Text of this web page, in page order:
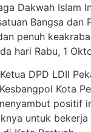
Dakwah Islam
Bangsa dan
penuh
hari Rabu, 1
DPD LDII
Kota
positif
untuk bekerja